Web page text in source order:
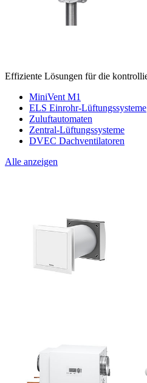
Effiziente Lösungen für die
MiniVent M1
ELS Einrohr-Lüftungssysteme
Zuluftautomaten
Zentral-Lüftungssysteme
DVEC Dachventilatoren
Alle anzeigen